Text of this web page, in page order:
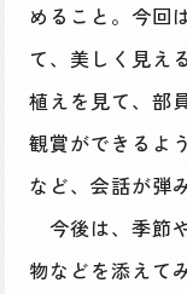
めること。今回
て、美しく見え
植えを見て、部
観賞ができるよ
など、会話が弾
今後は、季節
物などを添えて